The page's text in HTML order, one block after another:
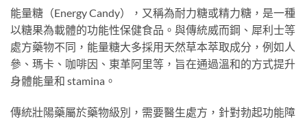
能量糖（Energy Candy），又稱為耐力糖或精力糖，是一種
以糖果為載體的功能性保健食品。與傳統威而鋼、犀利士等
處方藥物不同，能量糖大多採用天然草本萃取成分，例如人
參、瑪卡、咖啡因、東革阿里等，旨在通過溫和的方式提升
身體能量和 stamina。
傳統壯陽藥屬於藥物級別，需要醫生處方，針對勃起功能障